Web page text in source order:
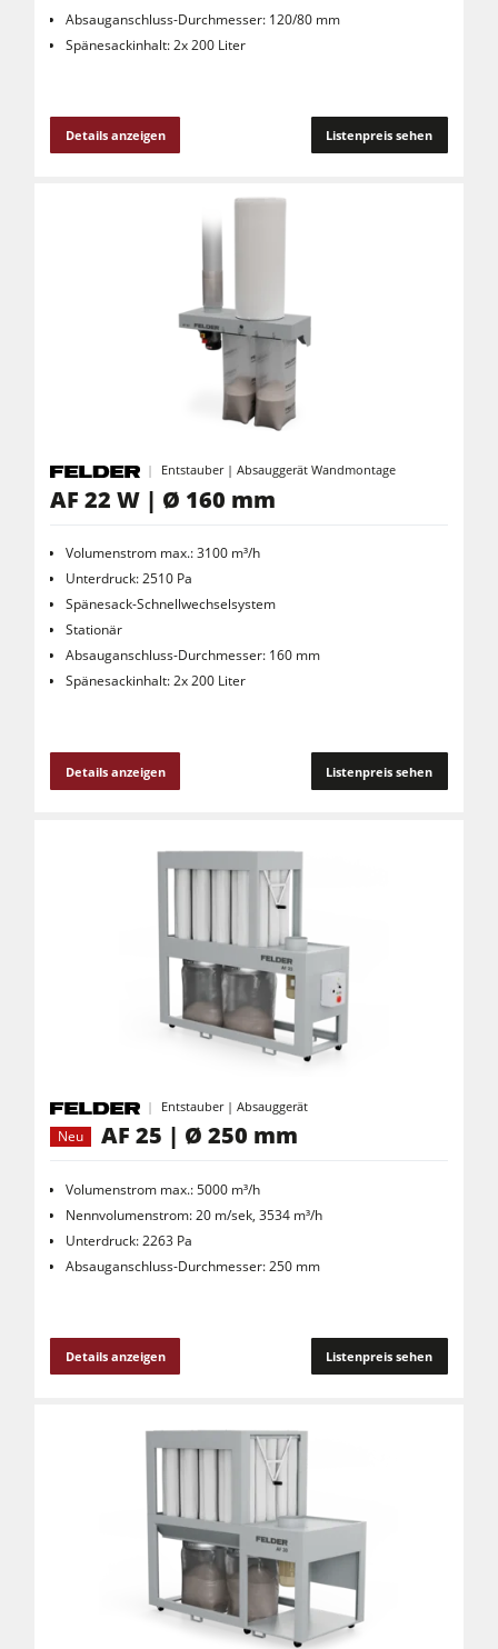
Absauganschluss-Durchmesser: 120/80 mm
Spänesackinhalt: 2x 200 Liter
Details anzeigen Listenpreis sehen
Entstauber | Absauggerät Wandmontage
AF 22 W | Ø 160 mm
Volumenstrom max.: 3100 m³/h
Unterdruck: 2510 Pa
Spänesack-Schnellwechselsystem
Stationär
Absauganschluss-Durchmesser: 160 mm
Spänesackinhalt: 2x 200 Liter
Details anzeigen Listenpreis sehen
Entstauber | Absauggerät
Neu
AF 25 | Ø 250 mm
Volumenstrom max.: 5000 m³/h
Nennvolumenstrom: 20 m/sek, 3534 m³/h
Unterdruck: 2263 Pa
Absauganschluss-Durchmesser: 250 mm
Details anzeigen Listenpreis sehen